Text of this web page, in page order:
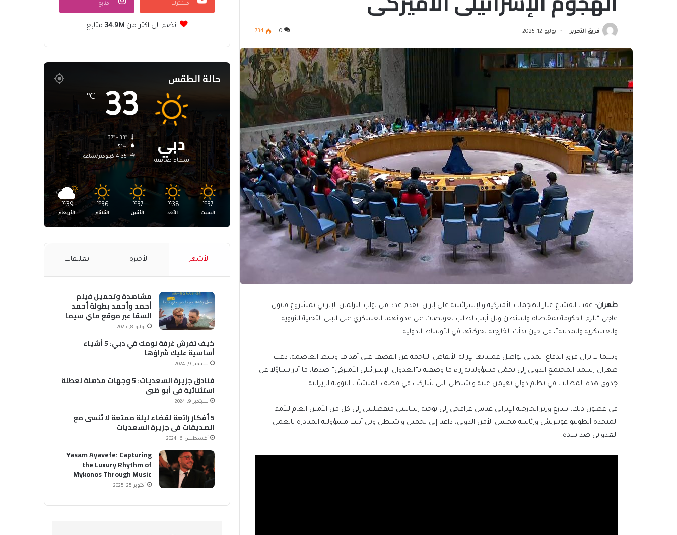
فريق التحرير يوليو 12, 2025 0
734
طهران- عقب انقشاع غبار الهجمات الأميركية والإسرائيلية على إيران، تقدم عدد من نواب البرلمان الإيراني بمشروع قانون
عاجل “يلزم الحكومة بمقاضاة واشنطن وتل أبيب لطلب تعويضات عن عدوانهما العسكري على البنى التحتية النووية
والعسكرية والمدنية”، في حين بدأت الخارجية تحركاتها في الأوساط الدولية.
وبينما لا تزال فرق الدفاع المدني تواصل عملياتها لإزالة الأنقاض الناجمة عن القصف على أهداف وسط العاصمة، دعت
طهران رسميا المجتمع الدولي إلى تحمّل مسؤولياته إزاء ما وصفته بـ”العدوان الإسرائيلي-الأميركي” ضدها، ما أثار تساؤلا عن
جدوى هذه المطالب في نظام دولي تهيمن عليه واشنطن التي شاركت في قصف المنشآت النووية الإيرانية.
في غضون ذلك، سارع وزير الخارجية الإيراني عباس عراقجي إلى توجيه رسالتين منفصلتين إلى كل من الأمين العام للأمم
المتحدة أنطونيو غوتيريش ورئاسة مجلس الأمن الدولي، داعيا إلى تحميل واشنطن وتل أبيب مسؤولية المبادرة بالعمل
العدواني ضد بلاده.
مشترك متابع
انضم الى اكثر من34.9M متابع
حالة الطقس
دبي
سماء صافية
33
℃
51%
4.35 كيلومتر/ساعة
37
℃
السبت
38
℃
الأحد
37
℃
الأثنين
36
℃
الثلاثاء
39
℃
الأربعاء
الأشهر الأخيرة تعليقات
مشاهدة وتحميل فيلم
أحمد وأحمد بطولة أحمد
السقا عبر موقع ماي سيما
MyCima (وي سيما WeCima)
يوليو 8, 2025
كيف تفرش غرفة نومك في دبي: 5 أشياء
أساسية عليك شراؤها
سبتمبر 9, 2024
فنادق جزيرة السعديات: 5 وجهات مذهلة لعطلة
استثنائية في أبو ظبي
سبتمبر 9, 2024
5 أفكار رائعة لقضاء ليلة ممتعة لا تُنسى مع
الصديقات في جزيرة السعديات
أغسطس 6, 2024
Yasam Ayavefe: Capturing
the Luxury Rhythm of
Mykonos Through Music
أكتوبر 25, 2025